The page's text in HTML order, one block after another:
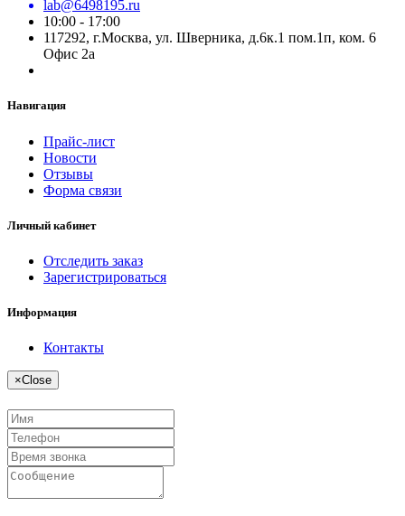
lab@6498195.ru
10:00 - 17:00
117292, г.Москва, ул. Шверника, д.6к.1 пом.1п, ком. 6
Офис 2а
Навигация
Прайс-лист
Новости
Отзывы
Форма связи
Личный кабинет
Отследить заказ
Зарегистрироваться
Информация
Контакты
×Close